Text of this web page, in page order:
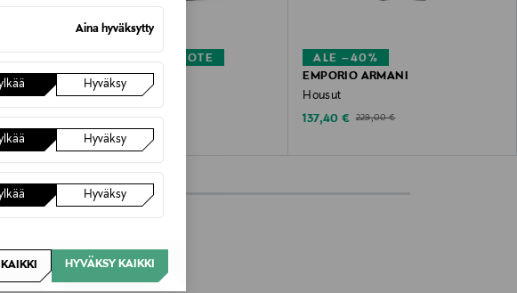
Aina hyväksytty
Hyväksy
Hyväksy
Hyväksy
HYVÄKSY KAIKKI
ETUKUPONKITUOTE
EMPORIO ARMANI
5-taskufarkut
Original Price
265,00 €
ALE –40%
EMPORIO ARMANI
Housut
Discounted Price
137,40 € Original Price
229,00 €